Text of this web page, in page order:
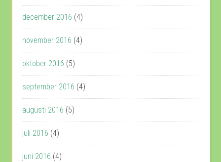
december 2016 (4)
november 2016 (4)
oktober 2016 (5)
september 2016 (4)
augusti 2016 (5)
juli 2016 (4)
juni 2016 (4)